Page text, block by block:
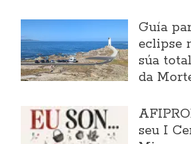
Guía
eclipse
súa
da
seu I